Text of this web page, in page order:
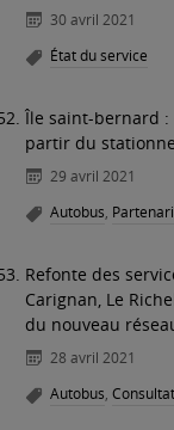
30 avril 2021
État du service
Île saint-bernard :
partir du
29 avril 2021
Autobus,
Refonte des
Carignan, Le
du nouveau
28 avril 2021
Autobus,